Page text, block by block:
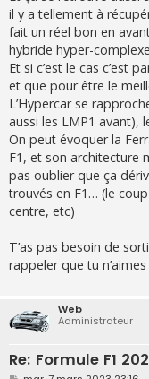
il y a tellement à
fait un réel bon en
hybride hyper-
Et si c’est le cas c’est
et que pour être le
L’Hypercar se
aussi les LMP1 avant),
On peut évoquer la
F1, et son architecture
pas oublier que ça
trouvés en F1… (le
centre, etc)
T’as pas besoin de
rappeler que tu
Web
Administrateur
Re: Formule F1